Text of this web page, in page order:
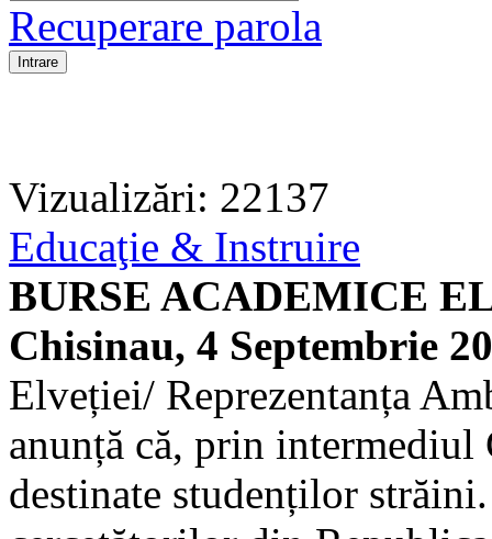
Recuperare parola
Vizualizări: 22137
Educaţie & Instruire
BURSE ACADEMICE
Chisinau, 4 Septembrie
Elveției/ Reprezentanța
anunță că, prin intermediul
destinate studenților